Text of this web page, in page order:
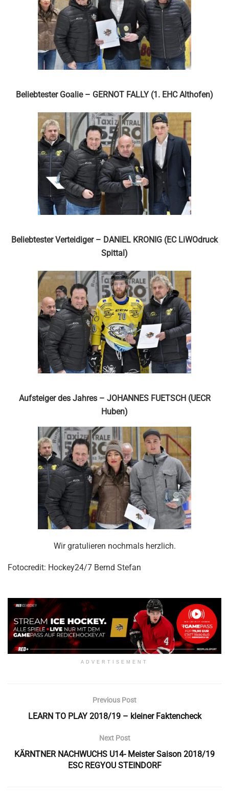
Beliebtester Goalie – GERNOT FALLY (1. EHC Althofen)
Beliebtester Verteidiger – DANIEL KRONIG (EC LiWOdruck
Spittal)
Aufsteiger des Jahres – JOHANNES FUETSCH (UECR
Huben)
Wir gratulieren nochmals herzlich.
Fotocredit: Hockey24/7 Bernd Stefan
ADVERTISEMENT
Previous Post
LEARN TO PLAY 2018/19 – kleiner Faktencheck
Next Post
KÄRNTNER NACHWUCHS U14- Meister Saison 2018/19
ESC REGYOU STEINDORF